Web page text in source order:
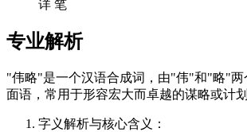
详 笔
专业解析
"伟略"是一个汉语合成词，由"伟"和"略"两
面语，常用于形容宏大而卓越的谋略或计划
字义解析与核心含义：